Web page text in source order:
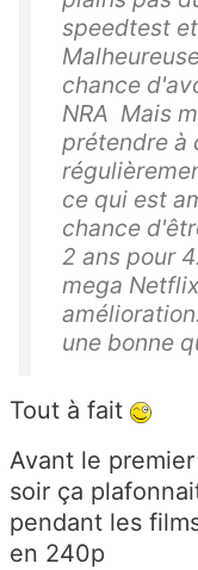
speedtest
chance
NRA Mais
prétendre à
ce qui est
chance
2 ans pour
mega
une bonne
Tout à fait
Avant le
soir ça
pendant les
en 240p